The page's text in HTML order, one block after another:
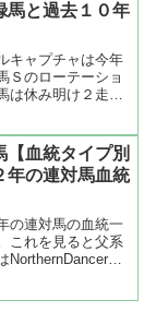
。それ...
馬と過去１０年
キャプチャは今年
Ｓのローテーショ
は休み明け２走目
、4着のアイスフ
アデ...
【血統タイプ別
年の連対馬血統
の連対馬の血統一
これを見ると父系
NorthernDancer